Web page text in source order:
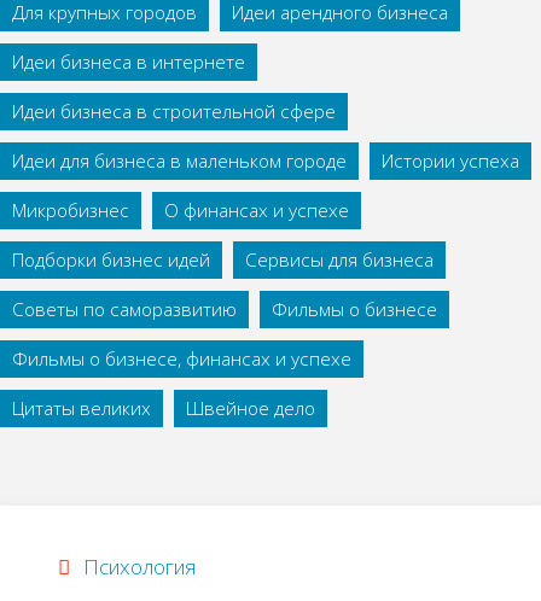
Для крупных городов
Идеи арендного бизнеса
Идеи бизнеса в интернете
Идеи бизнеса в строительной сфере
Идеи для бизнеса в маленьком городе
Истории успеха
Микробизнес
О финансах и успехе
Подборки бизнес идей
Сервисы для бизнеса
Советы по саморазвитию
Фильмы о бизнесе
Фильмы о бизнесе, финансах и успехе
Цитаты великих
Швейное дело
Психология